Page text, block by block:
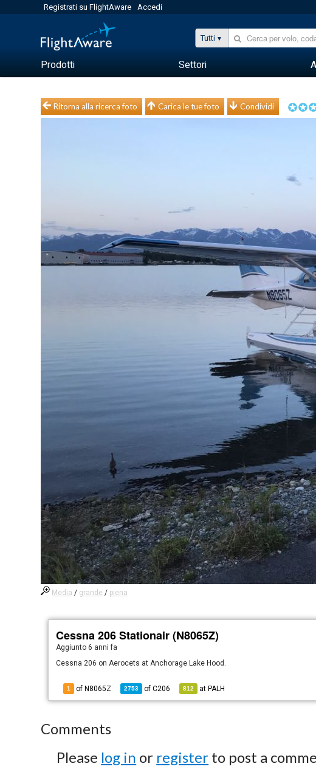
Registrati su FlightAware Accedi
Tutti
Prodotti Settori
Ritorna alla ricerca foto Carica le tue foto Condividi
Media / grande / piena
Cessna 206 Stationair (N8065Z)
Aggiunto6 anni fa
Cessna 206 on Aerocets at Anchorage Lake Hood.
1 of N8065Z 2753 ofC206 812 at PALH
Comments
Please log in or register to post a